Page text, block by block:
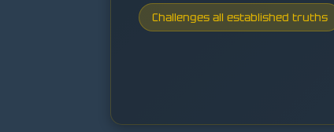
Challenges all established truths